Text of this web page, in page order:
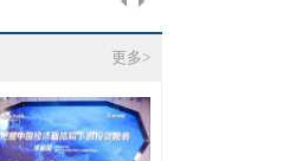
更多>